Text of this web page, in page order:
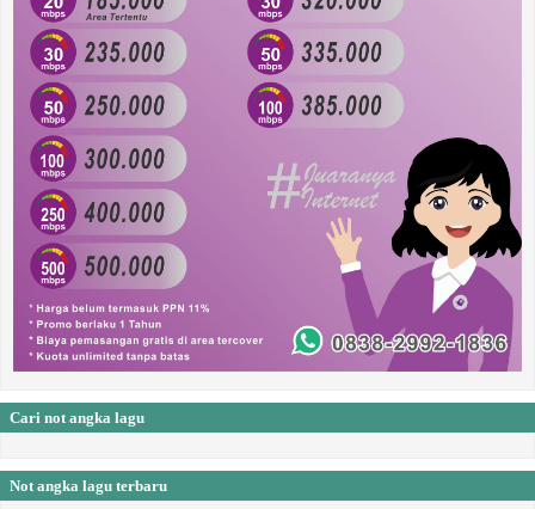
Cari not angka lagu
Not angka lagu terbaru